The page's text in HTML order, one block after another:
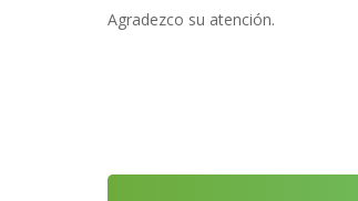
Agradezco su atención.